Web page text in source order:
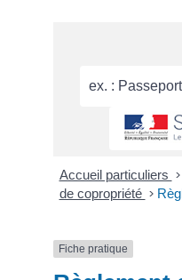
Accueil particuliers >
de copropriété >
Fiche pratique